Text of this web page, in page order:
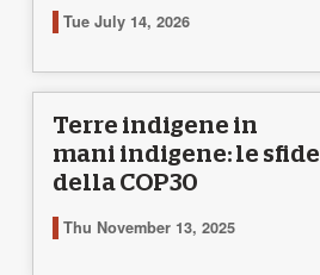
Tue July 14, 2026
Terre indigene in
mani indigene: le sfide
della COP30
Thu November 13, 2025